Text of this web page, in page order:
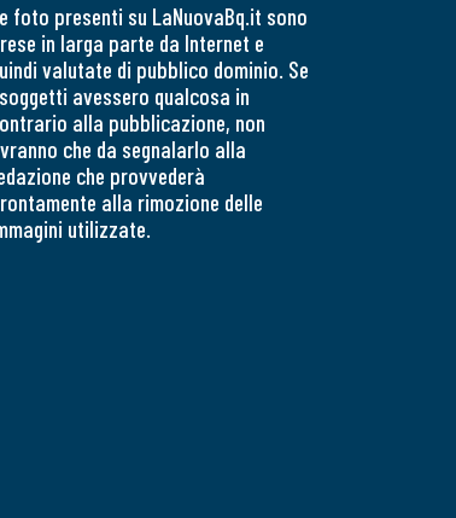
foto presenti su LaNuovaBq.it sono
in larga parte da Internet e
valutate di pubblico dominio. Se
avessero qualcosa in
alla pubblicazione, non
che da segnalarlo alla
che provvederà
alla rimozione delle
utilizzate.